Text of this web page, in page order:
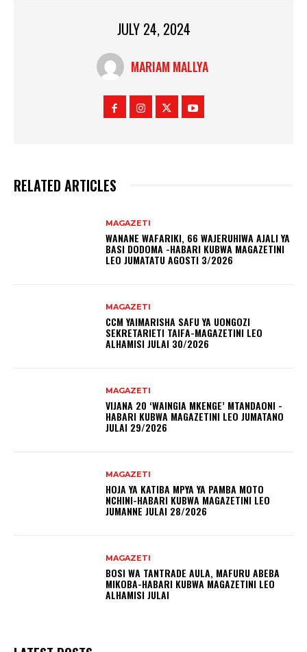
JULY 24, 2024
MARIAM MALLYA
RELATED ARTICLES
MAGAZETI
WANANE WAFARIKI, 66 WAJERUHIWA AJALI YA
BASI DODOMA -HABARI KUBWA MAGAZETINI
LEO JUMATATU AGOSTI 3/2026
MAGAZETI
CCM YAIMARISHA SAFU YA UONGOZI
SEKRETARIETI TAIFA-MAGAZETINI LEO
ALHAMISI JULAI 30/2026
MAGAZETI
VIJANA 20 ‘WAINGIA MKENGE’ MTANDAONI -
HABARI KUBWA MAGAZETINI LEO JUMATANO
JULAI 29/2026
MAGAZETI
HOJA YA KATIBA MPYA YA PAMBA MOTO
NCHINI-HABARI KUBWA MAGAZETINI LEO
JUMANNE JULAI 28/2026
MAGAZETI
BOSI WA TANTRADE AULA, MAFURU ABEBA
MIKOBA-HABARI KUBWA MAGAZETINI LEO
ALHAMISI JULAI